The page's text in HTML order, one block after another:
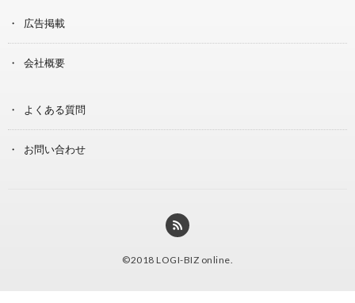
広告掲載
会社概要
よくある質問
お問い合わせ
©2018 LOGI-BIZ online.